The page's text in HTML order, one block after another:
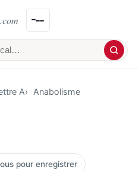
.com
A Anabolisme
pour enregistrer